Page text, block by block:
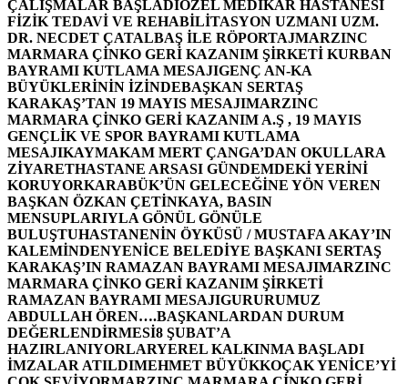
ÇALIŞMALAR BAŞLADIÖZEL MEDİKAR HASTANESİ
FİZİK TEDAVİ VE REHABİLİTASYON UZMANI UZM.
DR. NECDET ÇATALBAŞ İLE RÖPORTAJMARZINC
MARMARA ÇİNKO GERİ KAZANIM ŞİRKETİ KURBAN
BAYRAMI KUTLAMA MESAJIGENÇ AN-KA
BÜYÜKLERİNİN İZİNDEBAŞKAN SERTAŞ
KARAKAŞ’TAN 19 MAYIS MESAJIMARZINC
MARMARA ÇİNKO GERİ KAZANIM A.Ş , 19 MAYIS
GENÇLİK VE SPOR BAYRAMI KUTLAMA
MESAJIKAYMAKAM MERT ÇANGA’DAN OKULLARA
ZİYARETHASTANE ARSASI GÜNDEMDEKİ YERİNİ
KORUYORKARABÜK’ÜN GELECEĞİNE YÖN VEREN
BAŞKAN ÖZKAN ÇETİNKAYA, BASIN
MENSUPLARIYLA GÖNÜL GÖNÜLE
BULUŞTUHASTANENİN ÖYKÜSÜ / MUSTAFA AKAY’IN
KALEMİNDENYENİCE BELEDİYE BAŞKANI SERTAŞ
KARAKAŞ’IN RAMAZAN BAYRAMI MESAJIMARZINC
MARMARA ÇİNKO GERİ KAZANIM ŞİRKETİ
RAMAZAN BAYRAMI MESAJIGURURUMUZ
ABDULLAH ÖREN….BAŞKANLARDAN DURUM
DEĞERLENDİRMESİ8 ŞUBAT’A
HAZIRLANIYORLARYEREL KALKINMA BAŞLADI
İMZALAR ATILDIMEHMET BÜYÜKKOÇAK YENİCE’Yİ